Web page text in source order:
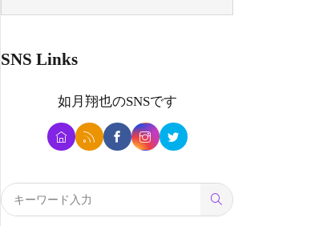
SNS Links
如月翔也のSNSです